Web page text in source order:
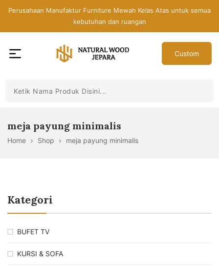
Perusahaan Manufaktur Furniture Mewah Kelas Atas untuk semua
kebutuhan dan ruangan
Jepara
Furniture
Jati
Custom
meja payung minimalis
Home Shop meja payung minimalis
Kategori
BUFET TV
KURSI & SOFA